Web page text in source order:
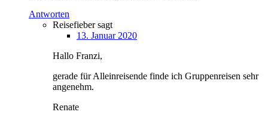
Antworten
Reisefiebersagt
13. Januar 2020
Hallo Franzi,
gerade für Alleinreisende finde ich Gruppenreisen sehr
angenehm.
Renate